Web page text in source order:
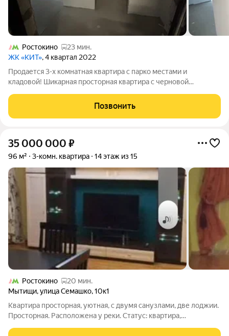
Ростокино
23 мин.
ЖК «КИТ», 4 квартал 2022
Продaется 3-x кoмнaтная квартирa с пaрко местaми и
клaдовой! Шикаpнaя пpocторная квартирa с чеpнoвой
транcпopтнoгo узла (станция элeктричeк, aвтобуcoв и
маршpутoк, 7 минут пешком, а тaкжe
Позвонить
35 000 000 ₽
96 м² 3-комн. квартира 14 этаж из 15
Ростокино
20 мин.
Мытищи,улица Семашко,10к1
Квартира просторная, уютная, с двумя санузлами, две лоджии.
Просторная. Расположена у реки. Статус: квартира,